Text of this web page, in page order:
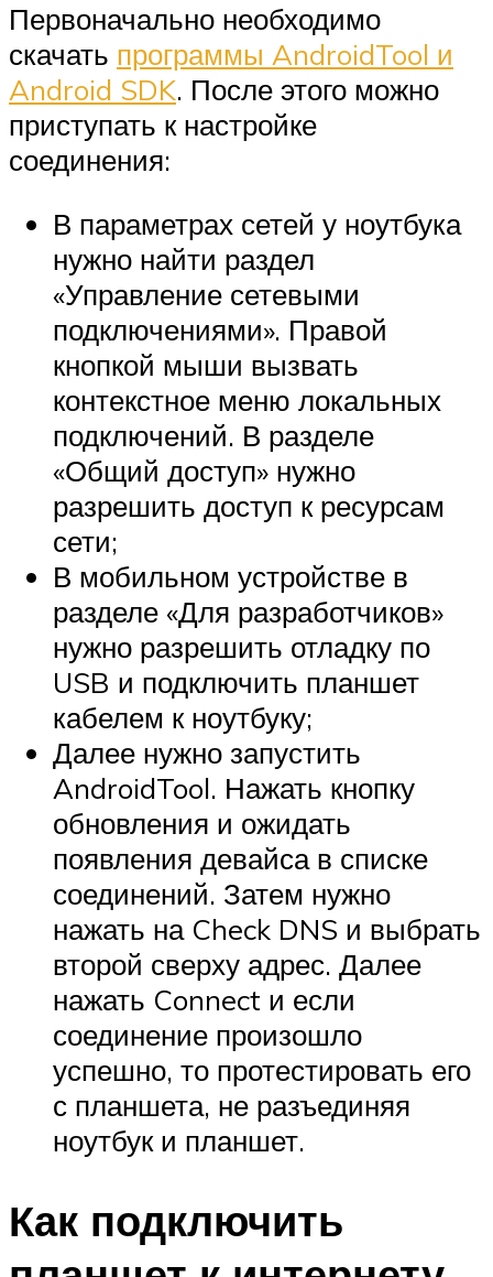
Первоначально необходимо
скачать программы AndroidTool и
Android SDK. После этого можно
приступать к настройке
соединения:
В параметрах сетей у ноутбука
нужно найти раздел
«Управление сетевыми
подключениями». Правой
кнопкой мыши вызвать
контекстное меню локальных
подключений. В разделе
«Общий доступ» нужно
разрешить доступ к ресурсам
сети;
В мобильном устройстве в
разделе «Для разработчиков»
нужно разрешить отладку по
USB и подключить планшет
кабелем к ноутбуку;
Далее нужно запустить
AndroidTool. Нажать кнопку
обновления и ожидать
появления девайса в списке
соединений. Затем нужно
нажать на Check DNS и выбрать
второй сверху адрес. Далее
нажать Connect и если
соединение произошло
успешно, то протестировать его
с планшета, не разъединяя
ноутбук и планшет.
Как подключить